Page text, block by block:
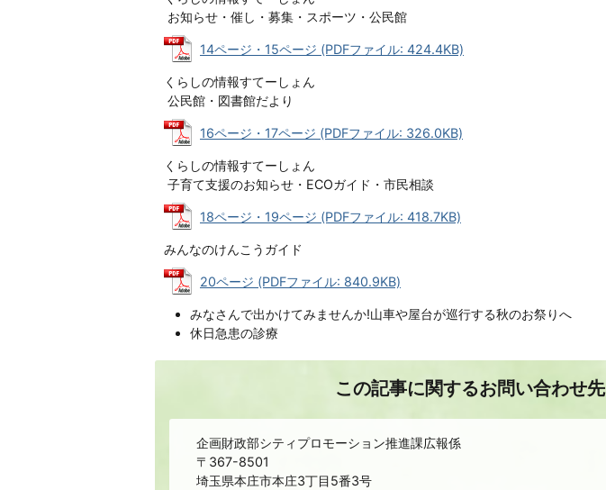
お知らせ・催し・募集・スポーツ・公民館
14ページ・15ページ (PDFファイル: 424.4KB)
くらしの情報すてーしょん
公民館・図書館だより
16ページ・17ページ (PDFファイル: 326.0KB)
くらしの情報すてーしょん
子育て支援のお知らせ・ECOガイド・市民相談
18ページ・19ページ (PDFファイル: 418.7KB)
みんなのけんこうガイド
20ページ (PDFファイル: 840.9KB)
みなさんで出かけてみませんか!山車や屋台が巡行する秋のお祭りへ
休日急患の診療
この記事に関するお問い合わせ先
企画財政部シティプロモーション推進課広報係
〒367-8501
埼玉県本庄市本庄3丁目5番3号